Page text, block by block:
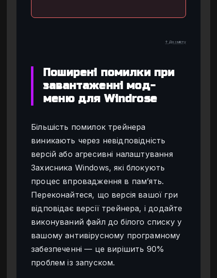
↑ До змісту
Поширені помилки при
завантаженні мод-
меню для Windrose
Більшість помилок трейнера
виникають через невідповідність
версій або агресивні налаштування
Захисника Windows, які блокують
процес впровадження в пам’ять.
Переконайтеся, що версія вашої гри
відповідає версії трейнера, і додайте
виконуваний файл до білого списку у
вашому антивірусному програмному
забезпеченні — це вирішить 90%
проблем із запуском.